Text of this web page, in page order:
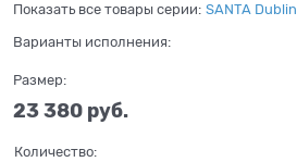
Показать все товары серии: SANTA Dublin
Варианты исполнения:
Размер:
23 380 руб.
Количество: